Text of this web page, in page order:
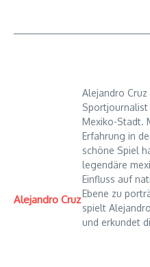
Alejandro Cruz
Alejandro
Sportjournalist
Mexiko-Stadt.
Erfahrung in
schöne Spiel
legendäre
Einfluss auf
Ebene zu
spielt
und erkundet